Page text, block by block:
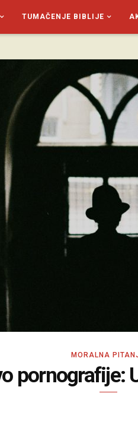
TUMAČENJE BIBLIJE
MORALNA
pornografije: